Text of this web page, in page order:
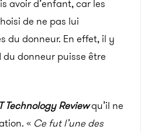
avoir d’enfant, car les
de ne pas lui
du donneur. En effet, il y
du donneur puisse être
Technology Reviewqu’il ne
« Ce fut l’une des